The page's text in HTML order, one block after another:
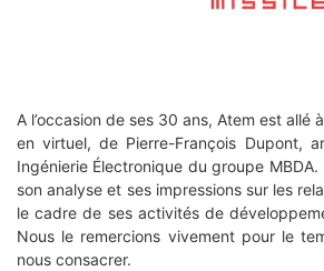
A l’occasion de ses 30 ans, Atem est allé
en virtuel, de Pierre-François Dupont,
Ingénierie Électronique du groupe
son analyse et ses impressions sur les
le cadre de ses activités de
Nous le remercions vivement pour le
nous consacrer.